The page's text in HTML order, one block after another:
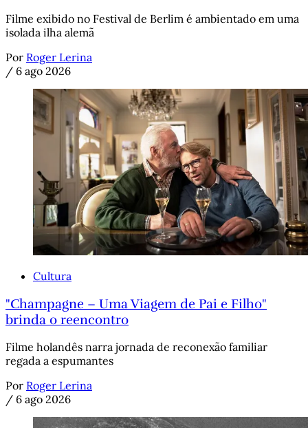
Filme exibido no Festival de Berlim é ambientado em uma
isolada ilha alemã
Por Roger Lerina
/ 6 ago 2026
Cultura
"Champagne – Uma Viagem de Pai e Filho"
brinda o reencontro
Filme holandês narra jornada de reconexão familiar
regada a espumantes
Por Roger Lerina
/ 6 ago 2026